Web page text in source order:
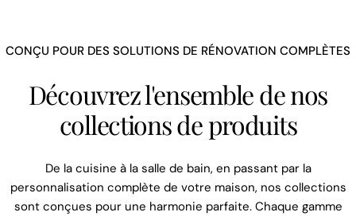
CONÇU POUR DES SOLUTIONS DE RÉNOVATION COMPLÈTES
Découvrez l'ensemble de nos
collections de produits
De la cuisine à la salle de bain, en passant par la
personnalisation complète de votre maison, nos collections
sont conçues pour une harmonie parfaite. Chaque gamme